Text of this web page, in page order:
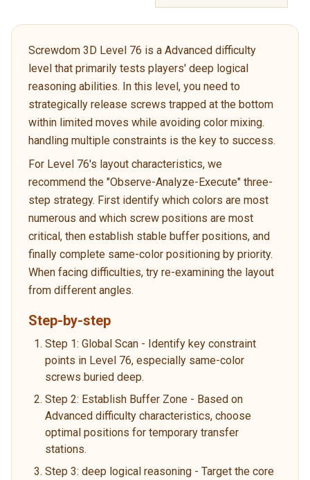
Screwdom 3D Level 76 is a Advanced difficulty
level that primarily tests players' deep logical
reasoning abilities. In this level, you need to
strategically release screws trapped at the bottom
within limited moves while avoiding color mixing.
handling multiple constraints is the key to success.
For Level 76's layout characteristics, we
recommend the "Observe-Analyze-Execute" three-
step strategy. First identify which colors are most
numerous and which screw positions are most
critical, then establish stable buffer positions, and
finally complete same-color positioning by priority.
When facing difficulties, try re-examining the layout
from different angles.
Step-by-step
Step 1: Global Scan - Identify key constraint
points in Level 76, especially same-color
screws buried deep.
Step 2: Establish Buffer Zone - Based on
Advanced difficulty characteristics, choose
optimal positions for temporary transfer
stations.
Step 3: deep logical reasoning - Target the core